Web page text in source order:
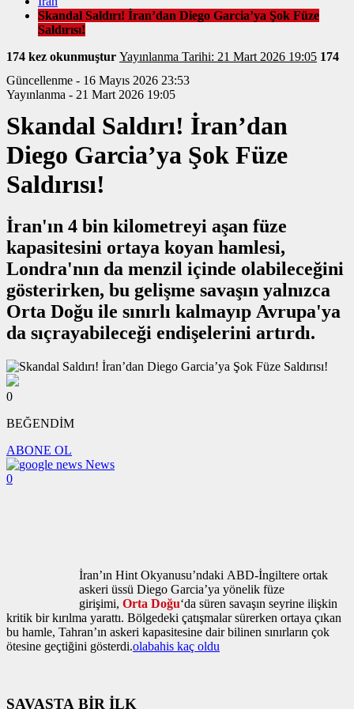
Skandal Saldırı! İran’dan Diego Garcia’ya Şok Füze
Saldırısı!
174 kez okunmuştur
Yayınlanma Tarihi: 21 Mart 2026 19:05 174
Güncellenme - 16 Mayıs 2026 23:53
Yayınlanma - 21 Mart 2026 19:05
Skandal Saldırı! İran’dan
Diego Garcia’ya Şok Füze
Saldırısı!
İran'ın 4 bin kilometreyi aşan füze
kapasitesini ortaya koyan hamlesi,
Londra'nın da menzil içinde olabileceğini
gösterirken, bu gelişme savaşın yalnızca
Orta Doğu ile sınırlı kalmayıp Avrupa'ya
da sıçrayabileceği endişelerini artırdı.
0
BEĞENDİM
ABONE OL
News
0
İran’ın Hint Okyanusu’ndaki ABD-İngiltere ortak
askeri üssü Diego Garcia’ya yönelik füze
girişimi, Orta Doğu‘da süren savaşın seyrine ilişkin
kritik bir kırılma yarattı. Bölgedeki çatışmalar sürerken ortaya çıkan
bu hamle, Tahran’ın askeri kapasitesine dair bilinen sınırların çok
ötesine geçtiğini gösterdi.olabahis kaç oldu
SAVAŞTA BİR İLK